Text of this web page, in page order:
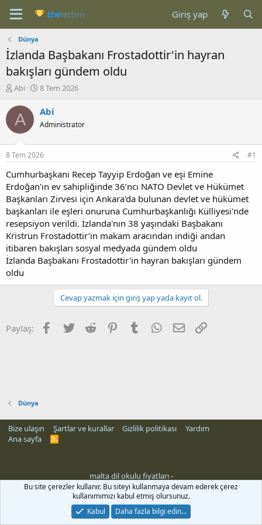
Giriş yap
Dünya
İzlanda Başbakanı Frostadottir'in hayran
bakışları gündem oldu
K
n
b
u
u
b
a
l
a
t
a
n
Abi
B
ş
a
g
ı
ç
t
a
r
i
h
8 Tem 2026
A Abi
Administrator
8 Tem 2026 #1
Cumhurbaşkanı Recep Tayyip Erdoğan ve eşi Emine
Erdoğan'ın ev sahipliğinde 36’ncı NATO Devlet ve Hükümet
Başkanları Zirvesi için Ankara'da bulunan devlet ve hükümet
başkanları ile eşleri onuruna Cumhurbaşkanlığı Külliyesi'nde
resepsiyon verildi. İzlanda'nın 38 yaşındaki Başbakanı
Kristrun Frostadottir’in makam aracından indiği andan
itibaren bakışları sosyal medyada gündem oldu
İzlanda Başbakanı Frostadottir'in hayran bakışları gündem
oldu
Cevap yazmak için giriş yap yada kayıt ol.
Paylaş: Facebook
Twitter Reddit PinterestTumblr WhatsApp
E-posta
Dünya
Bize ulaşın Şartlar ve kurallar Gizlilik politikası
Yardım
Ana sayfa
R
malta dil okulu fiyatları-
Bu site çerezler kullanır. Bu siteyi kullanmaya devam ederek çerez
kullanımımızı kabul etmiş olursunuz.
Kabul
Daha fazla bilgi edin…